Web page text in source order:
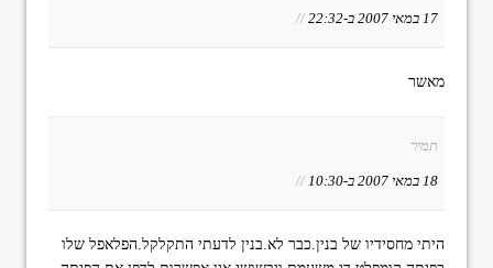
17 במאי 2007 ב-22:32 //
מאשר
תמיר
18 במאי 2007 ב-10:30 //
היתי מחסידיו של בנין.כבר לא.בנין לדעתי התקלקל.הפלאפל שלו